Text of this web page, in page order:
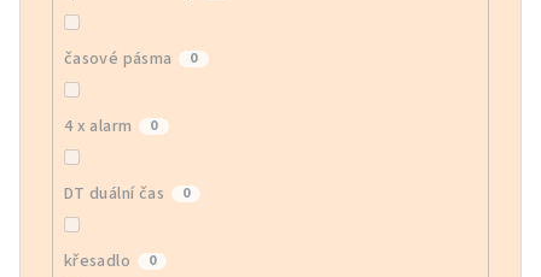
časové pásma 0
4 x alarm 0
DT duální čas 0
křesadlo 0